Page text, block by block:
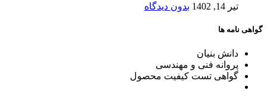
تیر 14, 1402 بدون دیدگاه
گواهی نامه ها
دانش بنیان
پروانه فنی و مهندسی
گواهی تست کیفیت محصول